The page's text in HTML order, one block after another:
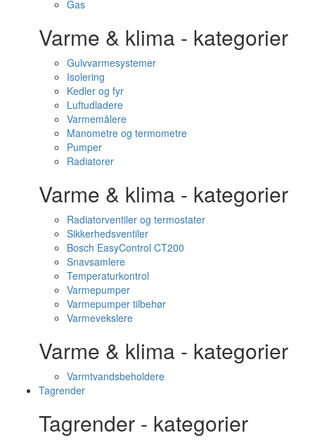
Gas
Varme & klima - kategorier
Gulvvarmesystemer
Isolering
Kedler og fyr
Luftudladere
Varmemålere
Manometre og termometre
Pumper
Radiatorer
Varme & klima - kategorier
Radiatorventiler og termostater
Sikkerhedsventiler
Bosch EasyControl CT200
Snavsamlere
Temperaturkontrol
Varmepumper
Varmepumper tilbehør
Varmevekslere
Varme & klima - kategorier
Varmtvandsbeholdere
Tagrender
Tagrender - kategorier